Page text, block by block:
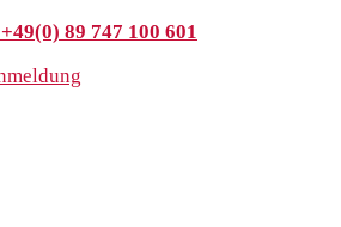
89 747 100 601